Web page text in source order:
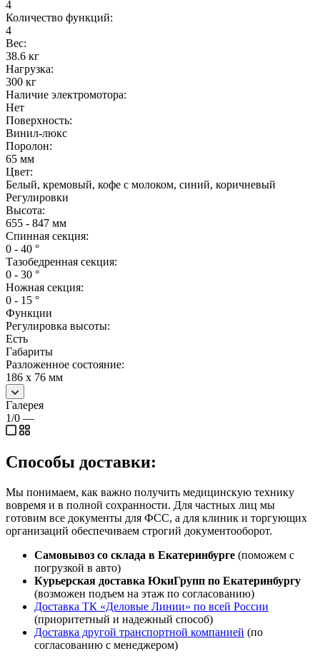
4
Количество функций:
4
Вес:
38.6 кг
Нагрузка:
300 кг
Наличие электромотора:
Нет
Поверхность:
Винил-люкс
Поролон:
65 мм
Цвет:
Белый, кремовый, кофе с молоком, синий, коричневый
Регулировки
Высота:
655 - 847 мм
Спинная секция:
0 - 40 °
Тазобедренная секция:
0 - 30 °
Ножная секция:
0 - 15 °
Функции
Регулировка высоты:
Есть
Габариты
Разложенное состояние:
186 х 76 мм
Галерея
1/0 —
Способы доставки:
Мы понимаем, как важно получить медицинскую технику
вовремя и в полной сохранности. Для частных лиц мы
готовим все документы для ФСС, а для клиник и торгующих
организаций обеспечиваем строгий документооборот.
Самовывоз со склада в Екатеринбурге (поможем с
погрузкой в авто)
Курьерская доставка ЮкиГрупп по Екатеринбургу
(возможен подъем на этаж по согласованию)
Доставка ТК «Деловые Линии» по всей России
(приоритетный и надежный способ)
Доставка другой транспортной компанией (по
согласованию с менеджером)